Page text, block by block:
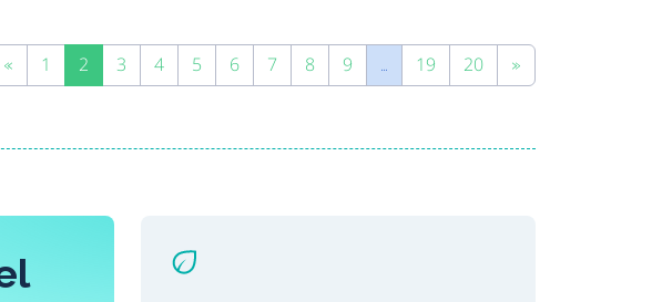
« 1 2 3 4 5 6 7 8 9 … 19 20 »